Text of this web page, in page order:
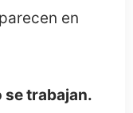
en
se trabajan.